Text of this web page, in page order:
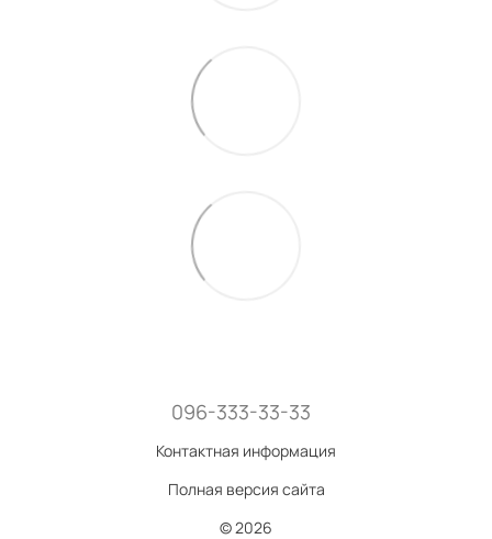
096-333-33-33
Контактная информация
Полная версия сайта
© 2026